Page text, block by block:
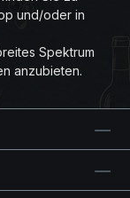
und/oder in
Spektrum
anzubieten.